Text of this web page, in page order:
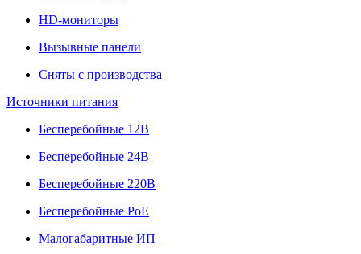
HD-мониторы
Вызывные панели
Сняты с производства
Источники питания
Бесперебойные 12В
Бесперебойные 24В
Бесперебойные 220В
Бесперебойные PoE
Малогабаритные ИП